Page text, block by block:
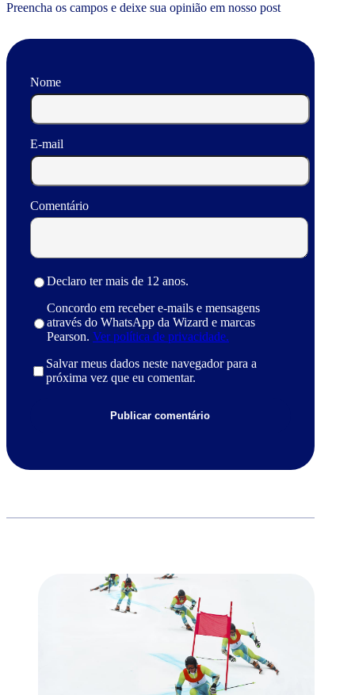
Preencha os campos e deixe sua opinião em nosso post
Nome
E-mail
Comentário
Declaro ter mais de 12 anos.
Concordo em receber e-mails e mensagens
através do WhatsApp da Wizard e marcas
Pearson. Ver política de privacidade.
Salvar meus dados neste navegador para a
próxima vez que eu comentar.